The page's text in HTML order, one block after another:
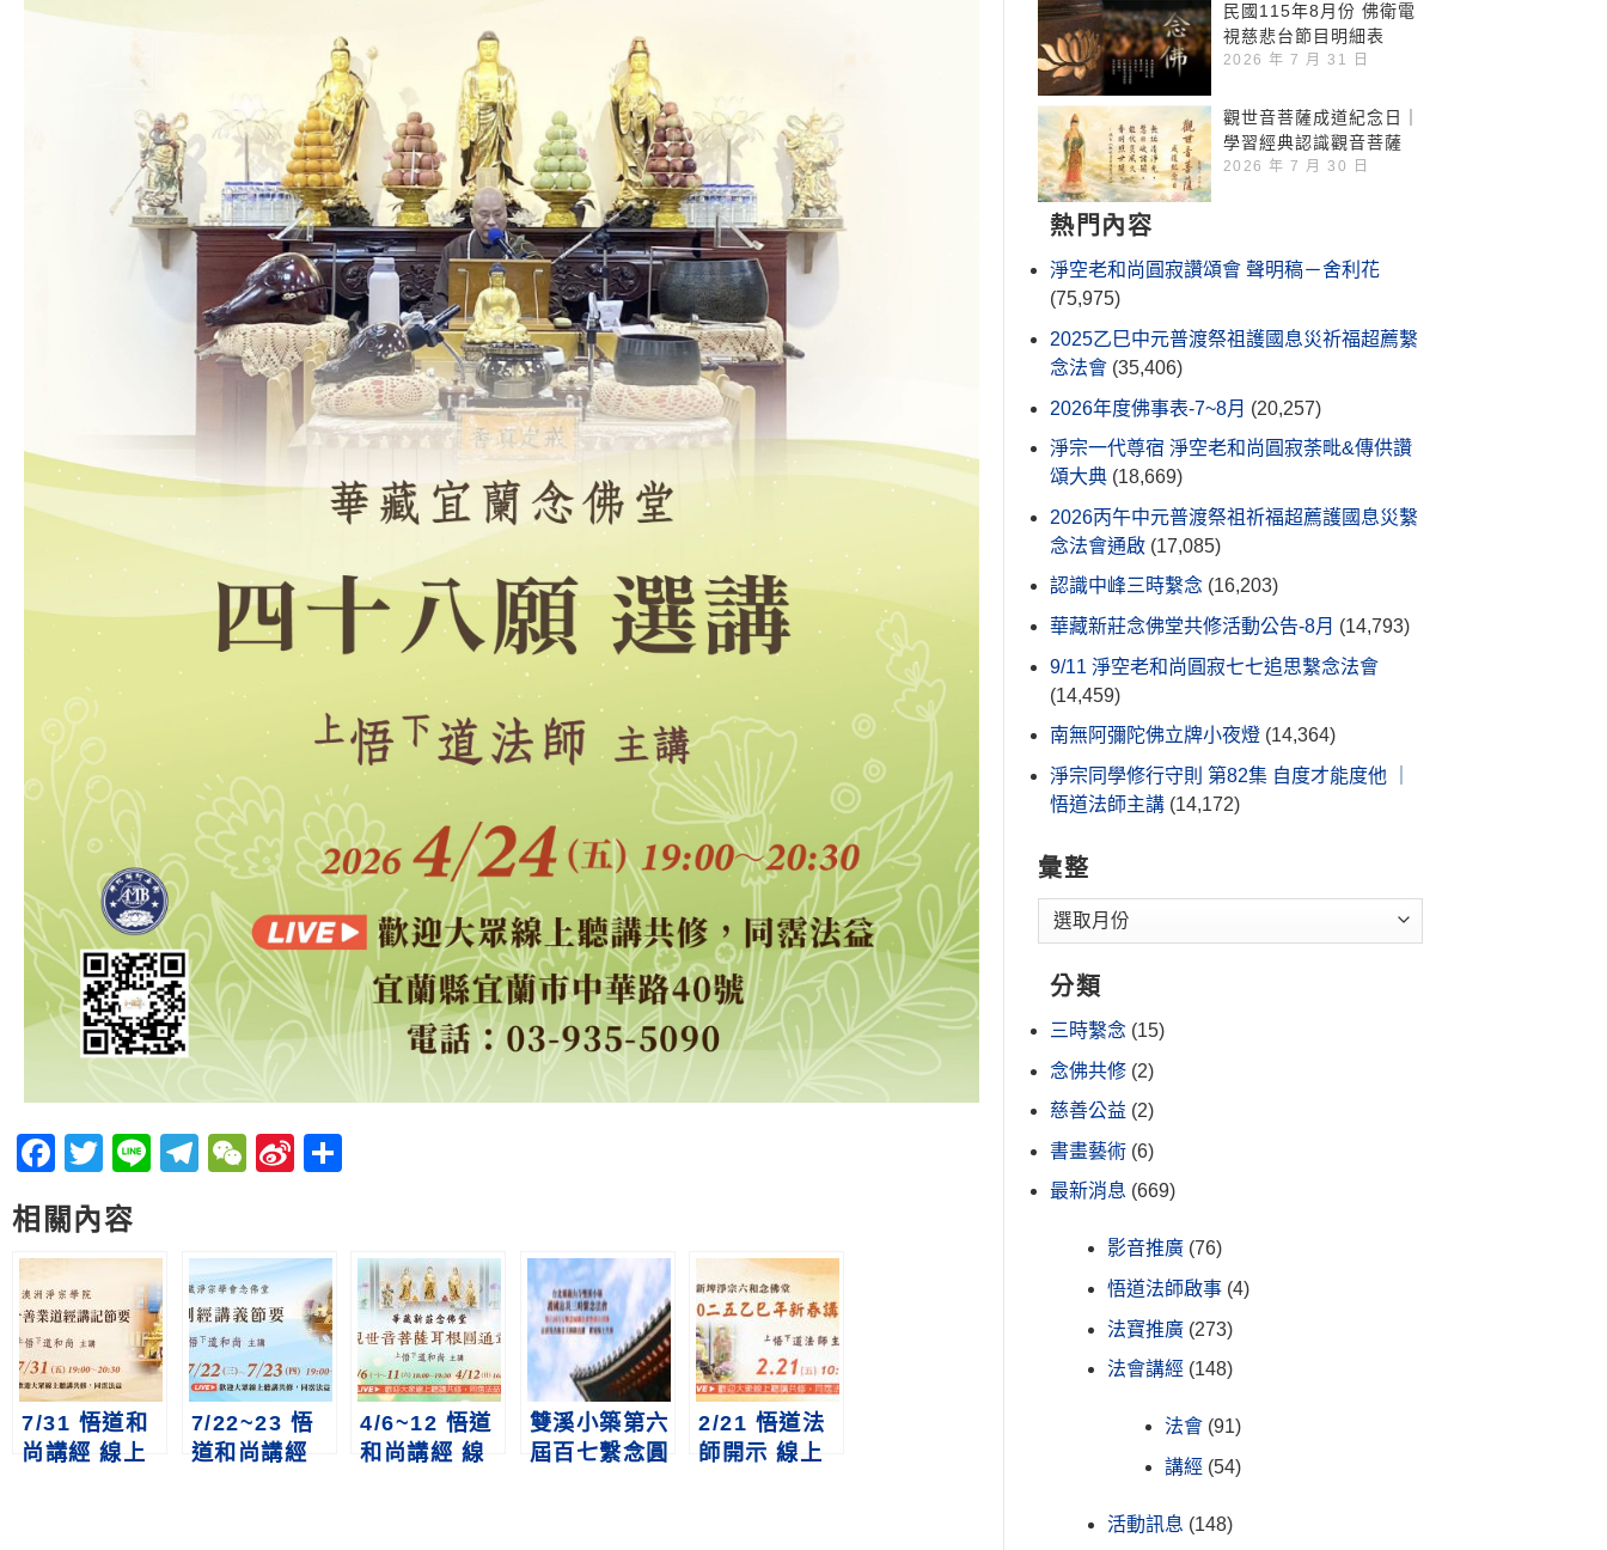
Facebook
Twitter
LineTelegram
WeChat
Sina
相關內容
7/31 悟道和
尚講經 線上
7/22~23 悟
道和尚講經
4/6~12 悟道
和尚講經 線
雙溪小築第六
屆百七繫念圓
2/21 悟道法
師開示 線上
民國115年8月份 佛衛電
視慈悲台節目明細表
2026 年 7 月 31 日
觀世音菩薩成道紀念日｜
學習經典認識觀音菩薩
2026 年 7 月 30 日
熱門內容
淨空老和尚圓寂讚頌會 聲明稿－舍利花
(75,975)
2025乙巳中元普渡祭祖護國息災祈福超薦繫
念法會 (35,406)
2026年度佛事表-7~8月 (20,257)
淨宗一代尊宿 淨空老和尚圓寂荼毗&傳供讚
頌大典 (18,669)
2026丙午中元普渡祭祖祈福超薦護國息災繫
念法會通啟 (17,085)
認識中峰三時繫念 (16,203)
華藏新莊念佛堂共修活動公告-8月 (14,793)
9/11 淨空老和尚圓寂七七追思繫念法會
(14,459)
南無阿彌陀佛立牌小夜燈 (14,364)
淨宗同學修行守則 第82集 自度才能度他 ｜
悟道法師主講 (14,172)
彙整
分類
三時繫念 (15)
念佛共修 (2)
慈善公益 (2)
書畫藝術 (6)
最新消息 (669)
影音推廣 (76)
悟道法師啟事 (4)
法寶推廣 (273)
法會講經 (148)
法會 (91)
講經 (54)
活動訊息 (148)